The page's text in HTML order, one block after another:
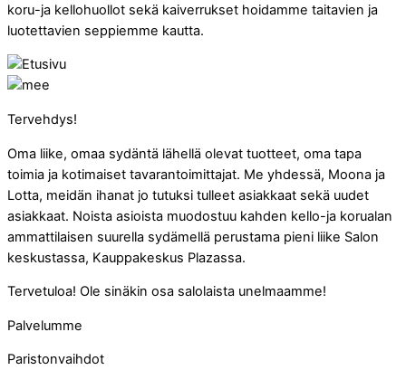
koru-ja kellohuollot sekä kaiverrukset hoidamme taitavien ja
luotettavien seppiemme kautta.
Tervehdys!
Oma liike, omaa sydäntä lähellä olevat tuotteet, oma tapa
toimia ja kotimaiset tavarantoimittajat. Me yhdessä, Moona ja
Lotta, meidän ihanat jo tutuksi tulleet asiakkaat sekä uudet
asiakkaat. Noista asioista muodostuu kahden kello-ja korualan
ammattilaisen suurella sydämellä perustama pieni liike Salon
keskustassa, Kauppakeskus Plazassa.
Tervetuloa! Ole sinäkin osa salolaista unelmaamme!
Palvelumme
Paristonvaihdot